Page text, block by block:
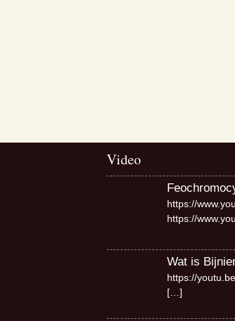
Video
https://
https://
Wat is
https://
[…]